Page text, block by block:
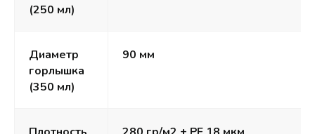
(250 мл)
Диаметр
горлышка
(350 мл)
90 мм
Плотность 280 гр/м2 + РЕ 18 мкм